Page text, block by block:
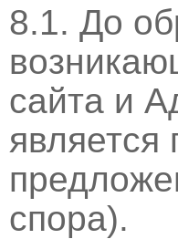
8.1. До
сайта и
является
спора).